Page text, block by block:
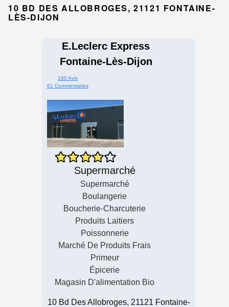
10 BD DES ALLOBROGES, 21121 FONTAINE-
LÈS-DIJON
E.Leclerc Express
Fontaine-Lès-Dijon
180 Avis
61 Commentaires
Supermarché
Supermarché
Boulangerie
Boucherie-Charcuterie
Produits Laitiers
Poissonnerie
Marché De Produits Frais
Primeur
Épicerie
Magasin D'alimentation Bio
10 Bd Des Allobroges, 21121 Fontaine-